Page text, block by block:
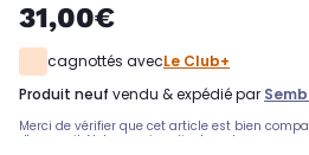
31,00€
cagnottés avecLe Club+
produit neuf vendu & expédié par
Merci de vérifier que cet article est bien
d'appareil. Notre service client peut vous